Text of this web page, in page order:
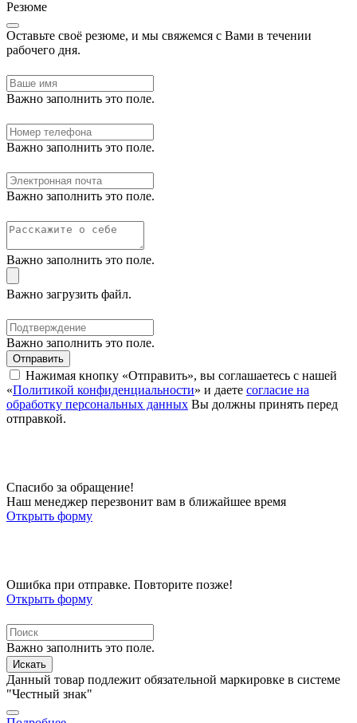
Резюме
Оставьте своё резюме, и мы свяжемся с Вами в течении
рабочего дня.
Важно заполнить это поле.
Важно заполнить это поле.
Важно заполнить это поле.
Важно заполнить это поле.
Важно загрузить файл.
Важно заполнить это поле.
Отправить
Нажимая кнопку «Отправить», вы соглашаетесь с нашей
«Политикой конфиденциальности» и даете согласие на
обработку персональных данных Вы должны принять перед
отправкой.
Спасибо за обращение!
Наш менеджер перезвонит вам в ближайшее время
Открыть форму
Ошибка при отправке. Повторите позже!
Открыть форму
Важно заполнить это поле.
Искать
Данный товар подлежит обязательной маркировке в системе
"Честный знак"